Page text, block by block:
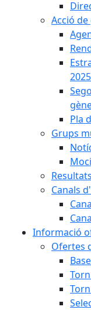
Acció
Pla
Grups
Canals
Informació
Ofertes